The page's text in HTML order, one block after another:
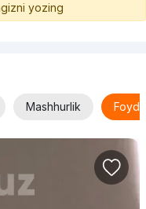
yozing
Mashhurlik